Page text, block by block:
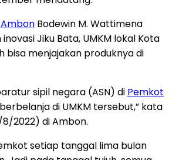
Bodewin M. Wattimena
Jiku Bata, UMKM lokal Kota
bisa menjajakan produknya di
sipil negara (ASN) di Pemkot
di UMKM tersebut,” kata
8/2022) di Ambon.
setiap tanggal lima bulan